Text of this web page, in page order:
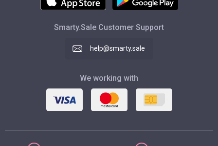
Smarty.Sale Customer Support
help@smarty.sale
We working with